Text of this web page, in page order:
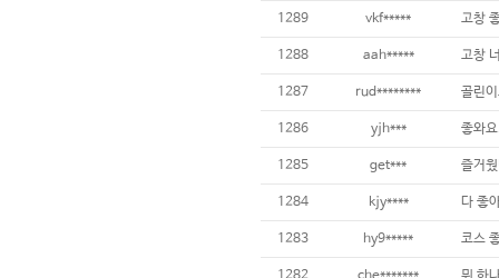
1289 vkf***** 고창
1288 aah***** 고창
1287 rud******** 골린
1286 yjh*** 좋와
1285 get***
1284 kjy**** 다 좋
1283 hy9***** 코스